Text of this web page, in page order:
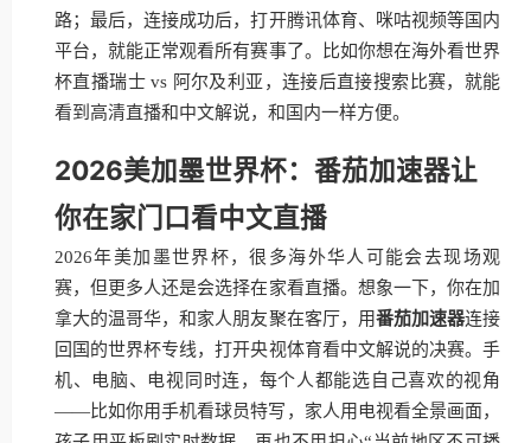
路；最后，连接成功后，打开腾讯体育、咪咕视频等国内
平台，就能正常观看所有赛事了。比如你想在海外看世界
杯直播瑞士 vs 阿尔及利亚，连接后直接搜索比赛，就能
看到高清直播和中文解说，和国内一样方便。
2026美加墨世界杯：番茄加速器让
你在家门口看中文直播
2026年美加墨世界杯，很多海外华人可能会去现场观
赛，但更多人还是会选择在家看直播。想象一下，你在加
拿大的温哥华，和家人朋友聚在客厅，用番茄加速器连接
回国的世界杯专线，打开央视体育看中文解说的决赛。手
机、电脑、电视同时连，每个人都能选自己喜欢的视角
——比如你用手机看球员特写，家人用电视看全景画面，